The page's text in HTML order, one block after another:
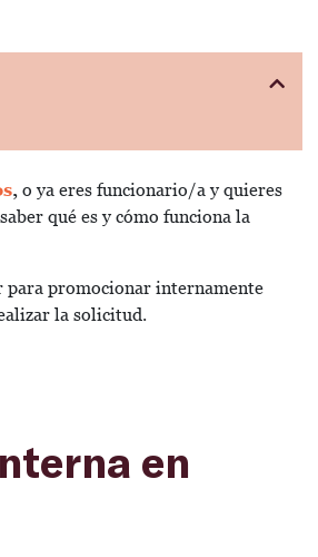
, o ya eres funcionario/a y quieres
qué es y cómo funciona la
para promocionar internamente
la solicitud.
en